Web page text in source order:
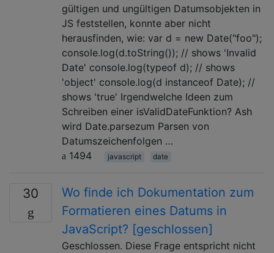
gültigen und ungültigen Datumsobjekten in
JS feststellen, konnte aber nicht
herausfinden, wie: var d = new Date("foo");
console.log(d.toString()); // shows 'Invalid
Date' console.log(typeof d); // shows
'object' console.log(d instanceof Date); //
shows 'true' Irgendwelche Ideen zum
Schreiben einer isValidDateFunktion? Ash
wird Date.parsezum Parsen von
Datumszeichenfolgen …
1494
javascript date
30
Wo finde ich Dokumentation zum
Formatieren eines Datums in
JavaScript? [geschlossen]
Geschlossen. Diese Frage entspricht nicht